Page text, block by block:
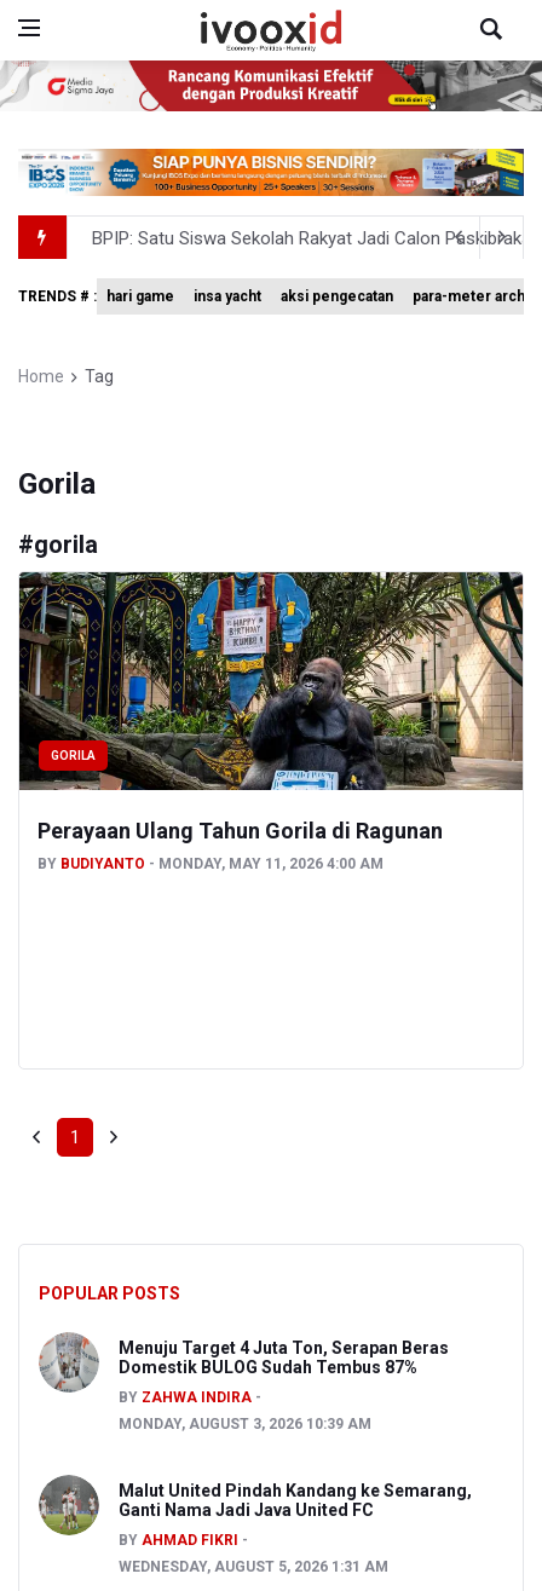
BPIP: Satu Siswa Sekolah Rakyat Jadi Calon Paskibraka
BNPB Minta Pemprov Kalimantan Barat Tinjau Kembali
Pemprov DKI Jakarta Pastikan Data Pajak dan Aset
TRENDS # : hari game insa yacht aksi pengecatan para-meter
Home Tag
Gorila
#gorila
GORILA
Perayaan Ulang Tahun Gorila di Ragunan
BY BUDIYANTO MONDAY, MAY 11, 2026 4:00 AM
1
POPULAR POSTS
Menuju Target 4 Juta Ton, Serapan Beras
Domestik BULOG Sudah Tembus 87%
BY ZAHWA INDIRA
MONDAY, AUGUST 3, 2026 10:39 AM
Malut United Pindah Kandang ke Semarang,
Ganti Nama Jadi Java United FC
BY AHMAD FIKRI
WEDNESDAY, AUGUST 5, 2026 1:31 AM